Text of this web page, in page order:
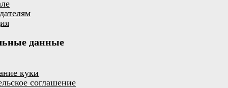
данные
куки
соглашение